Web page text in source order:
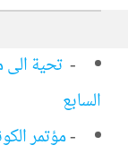
- تحية الى
السابع
-مؤتمر